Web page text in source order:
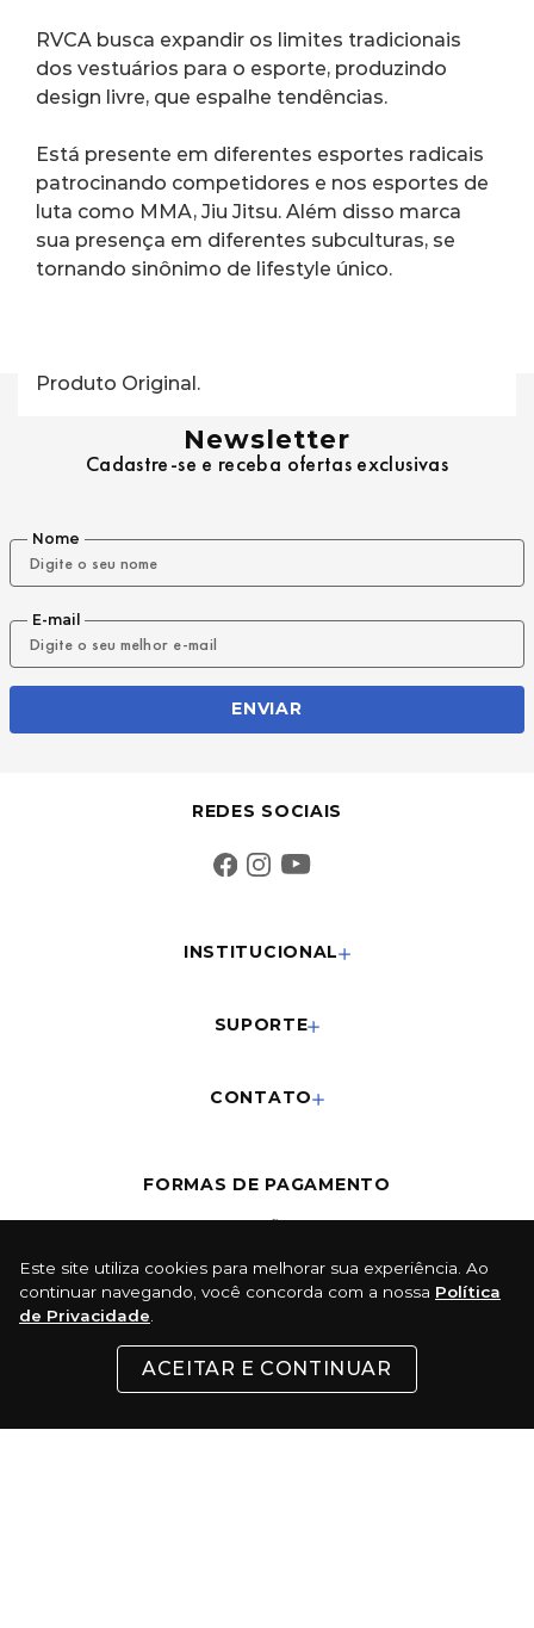
Este site utiliza cookies para melhorar sua experiência. Ao
continuar navegando, você concorda com a nossa Política
de Privacidade
ACEITAR E CONTINUAR
RVCA busca expandir os limites tradicionais
dos vestuários para o esporte, produzindo
design livre, que espalhe tendências.
Está presente em diferentes esportes radicais
patrocinando competidores e nos esportes de
luta como MMA, Jiu Jitsu. Além disso marca
sua presença em diferentes subculturas, se
tornando sinônimo de lifestyle único.
Produto Original.
Newsletter
Cadastre-se e receba ofertas exclusivas
Nome
E-mail
ENVIAR
REDES SOCIAIS
INSTITUCIONAL
SUPORTE
CONTATO
FORMAS DE PAGAMENTO
Cartões
Com 5% de desconto
Boleto